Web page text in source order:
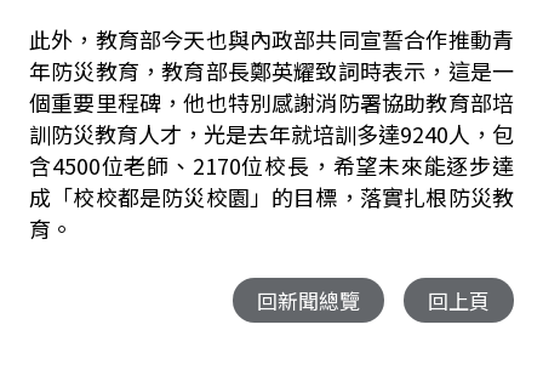
此外，教育部今天也與內政部共同宣誓合作推動青
年防災教育，教育部長鄭英耀致詞時表示，這是一
個重要里程碑，他也特別感謝消防署協助教育部培
訓防災教育人才，光是去年就培訓多達9240人，包
含4500位老師、2170位校長，希望未來能逐步達
成「校校都是防災校園」的目標，落實扎根防災教
育。
回新聞總覽 回上頁